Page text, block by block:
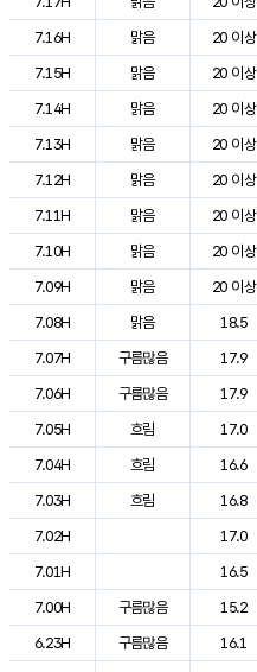
7.16H
맑음 20 이상
7.15H
맑음 20 이상
7.14H
맑음 20 이상
7.13H
맑음 20 이상
7.12H
맑음 20 이상
7.11H
맑음 20 이상
7.10H
맑음 20 이상
7.09H
맑음 20 이상
7.08H
맑음 18.5
7.07H
구름많음 17.9
7.06H
구름많음 17.9
7.05H
흐림 17.0
7.04H
흐림 16.6
7.03H
흐림 16.8
7.02H
17.0
7.01H
16.5
7.00H
구름많음 15.2
6.23H
구름많음 16.1